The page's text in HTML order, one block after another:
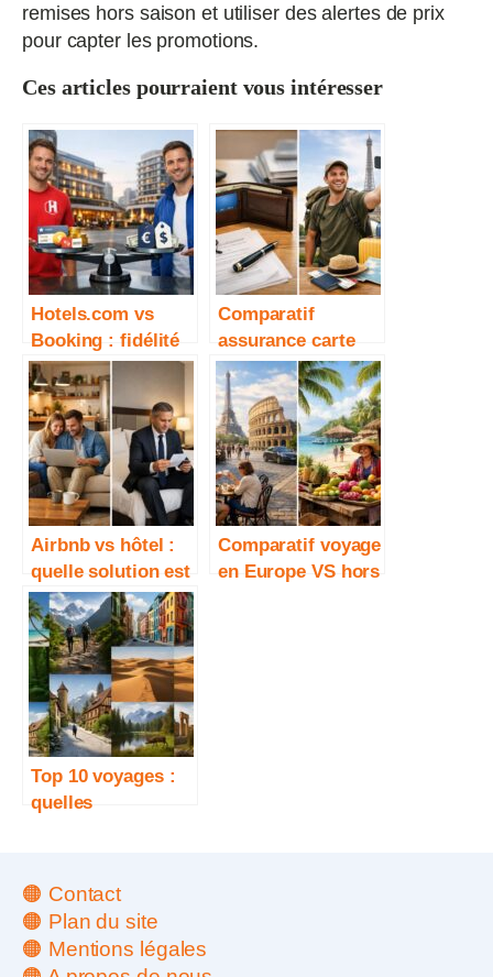
remises hors saison et utiliser des alertes de prix
pour capter les promotions.
Ces articles pourraient vous intéresser
Hotels.com vs
Booking : fidélité
et prix
Comparatif
assurance carte
bancaire vs
assurance voyage
dédiée
Airbnb vs hôtel :
quelle solution est
la plus rentable ?
Comparatif voyage
en Europe VS hors
Top 10 voyages :
quelles
style
🟠 Contact
🟠 Plan du site
🟠 Mentions légales